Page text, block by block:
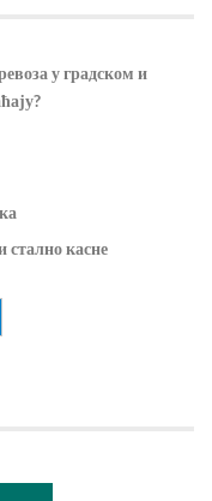
у градском и
стално касне